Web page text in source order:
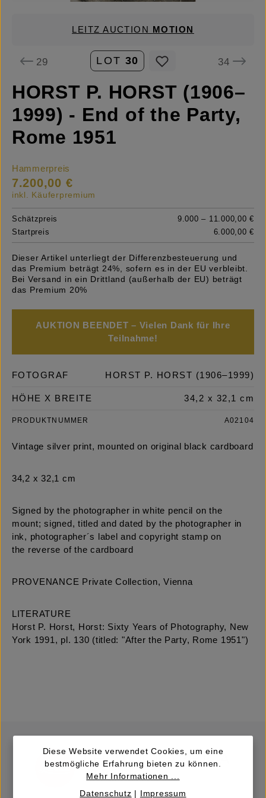
LEITZ AUCTION MOTION
29 LOT 30 34
HORST P. HORST (1906–
1999) - End of the Party,
Rome 1951
Hammerpreis
7.200,00 €
inkl. Käuferpremium
Schätzpreis
9.000 – 11.000,00 €
Startpreis
6.000,00 €
Dieser Artikel unterliegt der Differenzbesteuerung und
das Premium beträgt 24%, sofern es in der EU verbleibt.
Bei Versand in ein Drittland (außerhalb der EU) beträgt
das Premium 20%
AUKTION BEENDET – Vielen Dank für Ihre
Teilnahme!
FOTOGRAF HORST P. HORST (1906–1999)
HÖHE X BREITE 34,2 x 32,1 cm
PRODUKTNUMMER A02104
Vintage silver print, mounted on original black cardboard
34,2 x 32,1 cm
Signed by the photographer in white pencil on the
mount; signed, titled and dated by the photographer in
ink, photographer´s label and copyright stamp on
the reverse of the cardboard
PROVENANCE Private Collection, Vienna
LITERATURE
Horst P. Horst, Horst: Sixty Years of Photography, New
York 1991, pl. 130 (titled: "After the Party, Rome 1951")
Diese Website verwendet Cookies, um eine
bestmögliche Erfahrung bieten zu können.
Mehr Informationen ...
Datenschutz | Impressum